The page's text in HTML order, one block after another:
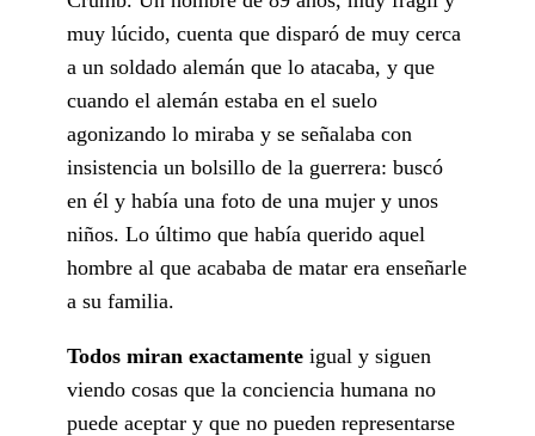
muy lúcido, cuenta que disparó de muy cerca
a un soldado alemán que lo atacaba, y que
cuando el alemán estaba en el suelo
agonizando lo miraba y se señalaba con
insistencia un bolsillo de la guerrera: buscó
en él y había una foto de una mujer y unos
niños. Lo último que había querido aquel
hombre al que acababa de matar era enseñarle
a su familia.
Todos miran exactamente igual y siguen
viendo cosas que la conciencia humana no
puede aceptar y que no pueden representarse